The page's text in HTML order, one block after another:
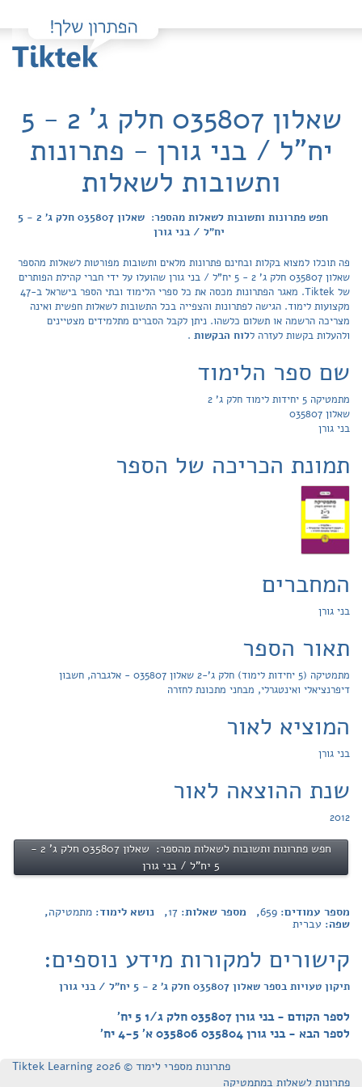
שאלון 035807 חלק ג' 2 - 5
יח"ל / בני גורן - פתרונות
ותשובות לשאלות
חפש פתרונות ותשובות לשאלות מהספר: שאלון 035807 חלק ג' 2 - 5
יח"ל / בני גורן
פה תוכלו למצוא בקלות ובחינם פתרונות מלאים ותשובות מפורטות לשאלות מהספר
שאלון 035807 חלק ג' 2 - 5 יח"ל / בני גורן שהועלו על ידי חברי קהילת הפותרים
של Tiktek. מאגר הפתרונות מכסה את כל ספרי הלימוד ובתי הספר בישראל ב-47
מקצועות לימוד. הגישה לפתרונות והצפייה בכל התשובות לשאלות חפשית ואינה
מצריכה הרשמה או תשלום כלשהו. ניתן לקבל הסברים מתלמידים מצטיינים
ולהעלות בקשות לעזרה ללוח הבקשות .
שם ספר הלימוד
מתמטיקה 5 יחידות לימוד חלק ג' 2
שאלון 035807
בני גורן
תמונת הכריכה של הספר
המחברים
בני גורן
תאור הספר
מתמטיקה (5 יחידות לימוד) חלק ג'-2 שאלון 035807 - אלגברה, חשבון
דיפרנציאלי ואינטגרלי, מבחני מתכונת לחזרה
המוציא לאור
בני גורן
שנת ההוצאה לאור
2012
חפש פתרונות ותשובות לשאלות מהספר: שאלון 035807 חלק ג' 2 -
5 יח"ל / בני גורן
מספר עמודים: 659, מספר שאלות: 17, נושא לימוד: מתמטיקה,
שפה: עברית
קישורים למקורות מידע נוספים:
תיקון טעויות בספר שאלון 035807 חלק ג' 2 - 5 יח"ל / בני גורן
לספר הקודם - בני גורן 035807 חלק ג/1 5 יח'
לספר הבא - בני גורן 035804 035806 א' 4-5 יח'
פתרונות מספרי לימוד © Tiktek Learning 2026
פתרונות לשאלות במתמטיקה